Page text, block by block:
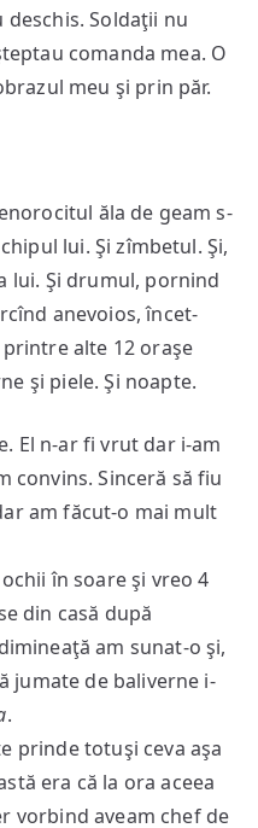
deschis. Soldaţii nu
comanda mea. O
meu şi prin păr.
ăla de geam s-
lui. Şi zîmbetul. Şi,
lui. Şi drumul, pornind
anevoios, încet-
alte 12 oraşe
şi piele. Şi noapte.
El n-ar fi vrut dar i-am
convins. Sinceră să fiu
am făcut-o mai mult
în soare şi vreo 4
din casă după
am sunat-o şi,
jumate de baliverne i-
.
prinde totuşi ceva aşa
era că la ora aceea
vorbind aveam chef de